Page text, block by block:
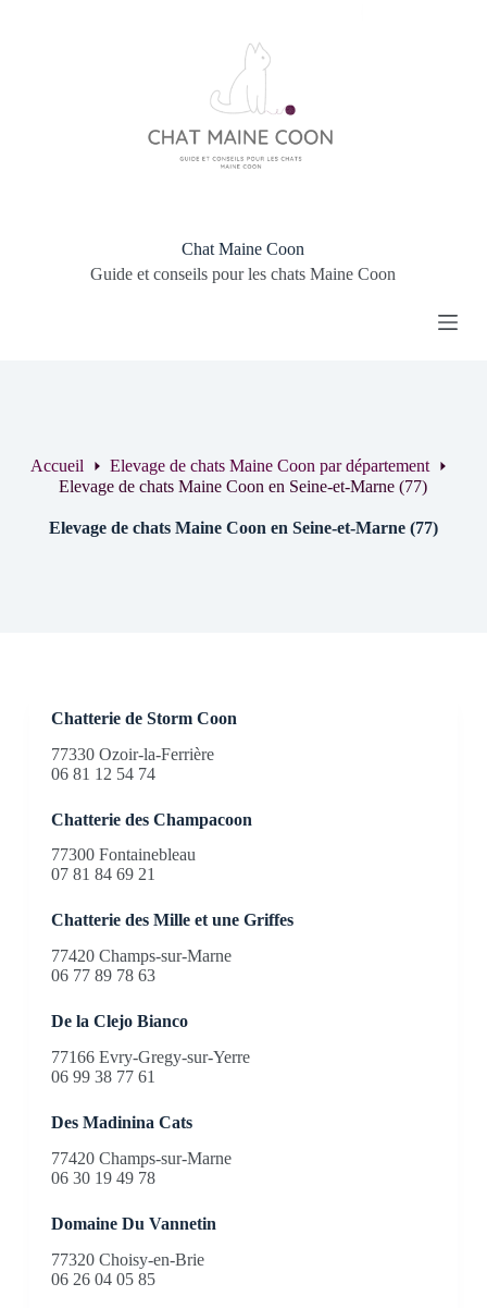
Chat Maine Coon
Guide et conseils pour les chats Maine Coon
Accueil
Elevage de chats Maine Coon par département
Elevage de chats Maine Coon en Seine-et-Marne (77)
Elevage de chats Maine Coon en Seine-et-Marne (77)
Chatterie de Storm Coon
77330 Ozoir-la-Ferrière
06 81 12 54 74
Chatterie des Champacoon
77300 Fontainebleau
07 81 84 69 21
Chatterie des Mille et une Griffes
77420 Champs-sur-Marne
06 77 89 78 63
De la Clejo Bianco
77166 Evry-Gregy-sur-Yerre
06 99 38 77 61
Des Madinina Cats
77420 Champs-sur-Marne
06 30 19 49 78
Domaine Du Vannetin
77320 Choisy-en-Brie
06 26 04 05 85